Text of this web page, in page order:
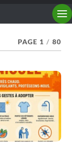
PAGE 1 / 80